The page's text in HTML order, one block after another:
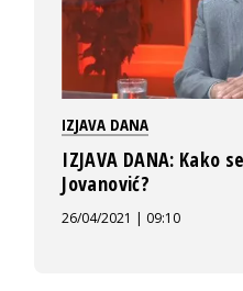
IZJAVA DANA
IZJAVA DANA: Kako
Jovanović?
26/04/2021 | 09:10